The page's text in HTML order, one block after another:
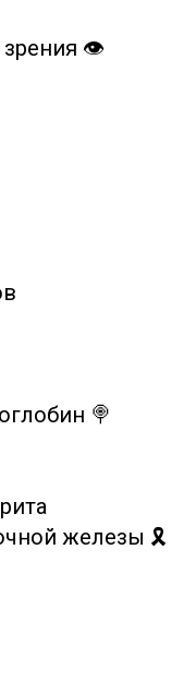
зрения 👁
🍭
железы 🎗